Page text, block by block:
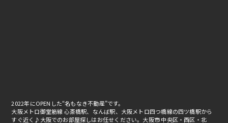
2022年にOPENした“名もなき不動産”です。
大阪メトロ御堂筋線 心斎橋駅、なんば駅、大阪メトロ四つ橋線の四ツ橋駅から
すぐ近く♪大阪でのお部屋探しはお任せください。大阪市 中央区・西区・北